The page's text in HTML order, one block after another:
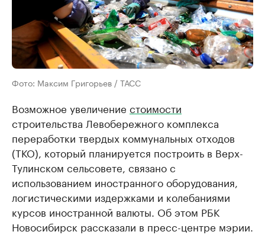
Фото: Максим Григорьев / ТАСС
Возможное увеличение стоимости
строительства Левобережного комплекса
переработки твердых коммунальных отходов
(ТКО), который планируется построить в Верх-
Тулинском сельсовете, связано с
использованием иностранного оборудования,
логистическими издержками и колебаниями
курсов иностранной валюты. Об этом РБК
Новосибирск рассказали в пресс-центре мэрии.